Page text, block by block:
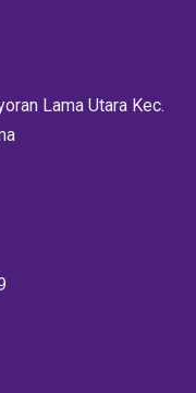
Lama Utara Kec.